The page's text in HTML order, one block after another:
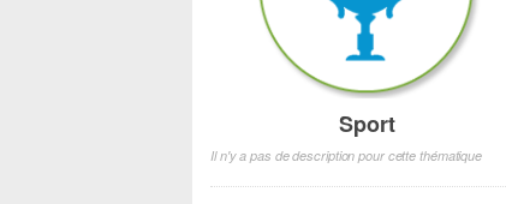
Sport
Il n'y a pas de description pour cette thématique